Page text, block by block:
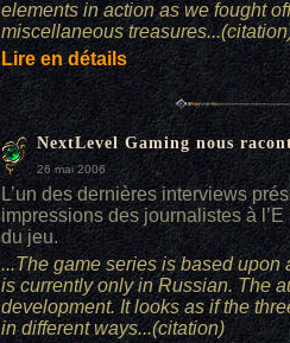
elements in action as we fought
miscellaneous
Lire en détails
NextLevel Gaming nous
26 mai 2006
L’un des dernières interviews
impressions des journalistes à
du jeu.
...The game series is based upon
is currently only in Russian. The
development. It looks as if the
in different ways...(citation)